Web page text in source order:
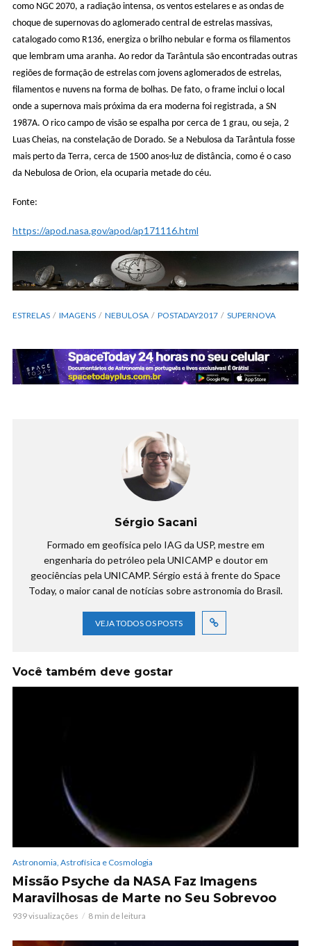
como NGC 2070, a radiação intensa, os ventos estelares e as ondas de
choque de supernovas do aglomerado central de estrelas massivas,
catalogado como R136, energiza o brilho nebular e forma os filamentos
que lembram uma aranha. Ao redor da Tarântula são encontradas outras
regiões de formação de estrelas com jovens aglomerados de estrelas,
filamentos e nuvens na forma de bolhas. De fato, o frame inclui o local
onde a supernova mais próxima da era moderna foi registrada, a SN
1987A. O rico campo de visão se espalha por cerca de 1 grau, ou seja, 2
Luas Cheias, na constelação de Dorado. Se a Nebulosa da Tarântula fosse
mais perto da Terra, cerca de 1500 anos-luz de distância, como é o caso
da Nebulosa de Orion, ela ocuparia metade do céu.
Fonte:
https://apod.nasa.gov/apod/ap171116.html
ESTRELAS IMAGENS NEBULOSA POSTADAY2017 SUPERNOVA
Sérgio Sacani
Formado em geofísica pelo IAG da USP, mestre em
engenharia do petróleo pela UNICAMP e doutor em
geociências pela UNICAMP. Sérgio está à frente do Space
Today, o maior canal de notícias sobre astronomia do Brasil.
VEJA TODOS OS POSTS
Você também deve gostar
Astronomia, Astrofísica e Cosmologia
Missão Psyche da NASA Faz Imagens
Maravilhosas de Marte no Seu Sobrevoo
939 visualizações 8 min de leitura